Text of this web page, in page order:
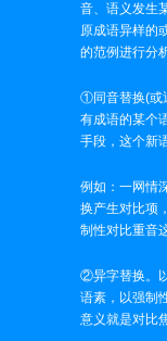
音、语义发生
原成语异样的
的范例进行分
①同音替换(或
有成语的某个
手段，这个新
例如：一网情
换产生对比项
制性对比重音
②异字替换。
语素，以强制
意义就是对比